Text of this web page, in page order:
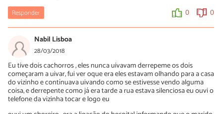
Responder 0 0
Nabil Lisboa
28/03/2018
Eu tive dois cachorros , eles nunca uivavam derrepeme os dois
começaram a uivar, fui ver oque era eles estavam olhando para a casa
do vizinho e contínuava uivando como se estivesse vendo alguma
coisa, e derrepente como já era tarde a rua estava silenciosa eu ouvi o
telefone da vizinha tocar e logo eu